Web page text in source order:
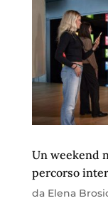
Un weekend
percorso
da Elena